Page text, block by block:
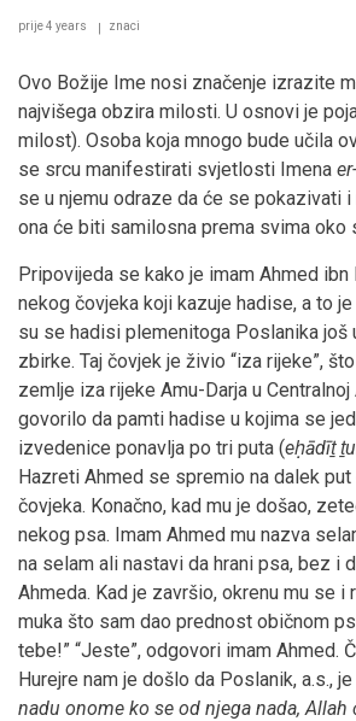
prije 4 years znaci
Ovo Božije Ime nosi značenje izrazite
najvišega obzira milosti. U osnovi je
milost). Osoba koja mnogo bude učila
se srcu manifestirati svjetlosti Imena
se u njemu odraze da će se pokazivati i
ona će biti samilosna prema svima oko
Pripovijeda se kako je imam Ahmed ibn
nekog čovjeka koji kazuje hadise, a to
su se hadisi plemenitoga Poslanika još
zbirke. Taj čovjek je živio “iza rijeke”,
zemlje iza rijeke Amu-Darja u
govorilo da pamti hadise u kojima se
izvedenice ponavlja po tri puta (eḥādīṯ
Hazreti Ahmed se spremio na dalek
čovjeka. Konačno, kad mu je došao,
nekog psa. Imam Ahmed mu nazva
na selam ali nastavi da hrani psa, bez i
Ahmeda. Kad je završio, okrenu mu se i
muka što sam dao prednost običnom
tebe!” “Jeste”, odgovori imam Ahmed.
Hurejre nam je došlo da Poslanik, a.s.,
nadu onome ko se od njega nada, Allah